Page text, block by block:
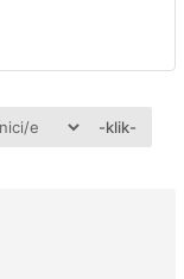
-klik-